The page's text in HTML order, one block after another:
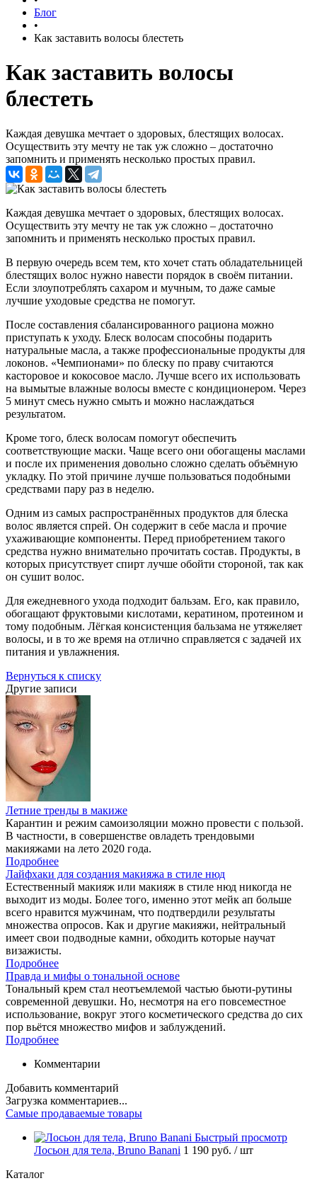
Блог
•
Как заставить волосы блестеть
Как заставить волосы
блестеть
Каждая девушка мечтает о здоровых, блестящих волосах.
Осуществить эту мечту не так уж сложно – достаточно
запомнить и применять несколько простых правил.
Каждая девушка мечтает о здоровых, блестящих волосах.
Осуществить эту мечту не так уж сложно – достаточно
запомнить и применять несколько простых правил.
В первую очередь всем тем, кто хочет стать обладательницей
блестящих волос нужно навести порядок в своём питании.
Если злоупотреблять сахаром и мучным, то даже самые
лучшие уходовые средства не помогут.
После составления сбалансированного рациона можно
приступать к уходу. Блеск волосам способны подарить
натуральные масла, а также профессиональные продукты для
локонов. «Чемпионами» по блеску по праву считаются
касторовое и кокосовое масло. Лучше всего их использовать
на вымытые влажные волосы вместе с кондиционером. Через
5 минут смесь нужно смыть и можно наслаждаться
результатом.
Кроме того, блеск волосам помогут обеспечить
соответствующие маски. Чаще всего они обогащены маслами
и после их применения довольно сложно сделать объёмную
укладку. По этой причине лучше пользоваться подобными
средствами пару раз в неделю.
Одним из самых распространённых продуктов для блеска
волос является спрей. Он содержит в себе масла и прочие
ухаживающие компоненты. Перед приобретением такого
средства нужно внимательно прочитать состав. Продукты, в
которых присутствует спирт лучше обойти стороной, так как
он сушит волос.
Для ежедневного ухода подходит бальзам. Его, как правило,
обогащают фруктовыми кислотами, кератином, протеином и
тому подобным. Лёгкая консистенция бальзама не утяжеляет
волосы, и в то же время на отлично справляется с задачей их
питания и увлажнения.
Вернуться к списку
Другие записи
Летние тренды в макиже
Карантин и режим самоизоляции можно провести с пользой.
В частности, в совершенстве овладеть трендовыми
макияжами на лето 2020 года.
Подробнее
Лайфхаки для создания макияжа в стиле нюд
Естественный макияж или макияж в стиле нюд никогда не
выходит из моды. Более того, именно этот мейк ап больше
всего нравится мужчинам, что подтвердили результаты
множества опросов. Как и другие макияжи, нейтральный
имеет свои подводные камни, обходить которые научат
визажисты.
Подробнее
Правда и мифы о тональной основе
Тональный крем стал неотъемлемой частью бьюти-рутины
современной девушки. Но, несмотря на его повсеместное
использование, вокруг этого косметического средства до сих
пор вьётся множество мифов и заблуждений.
Подробнее
Комментарии
Добавить комментарий
Загрузка комментариев...
Самые продаваемые товары
Быстрый просмотр
Лосьон для тела, Bruno Banani 1 190 руб. / шт
Каталог